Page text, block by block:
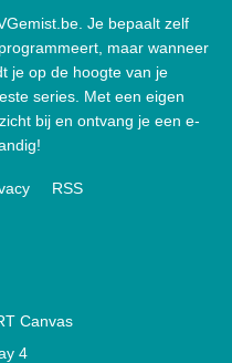
Je bepaalt zelf
maar wanneer
je op de hoogte van je
series. Met een eigen
bij en ontvang je een e-
RSS
Canvas
4